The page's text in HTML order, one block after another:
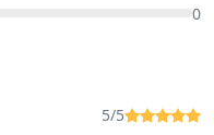
0
5/5